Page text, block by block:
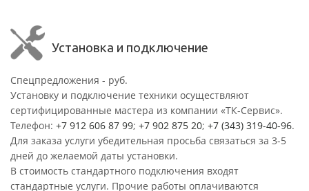
Установка и подключение
Спецпредложения - руб.
Установку и подключение техники осуществляют
сертифицированные мастера из компании «ТК-Сервис».
Телефон: +7 912 606 87 99; +7 902 875 20; +7 (343) 319-40-96.
Для заказа услуги убедительная просьба связаться за 3-5
дней до желаемой даты установки.
В стоимость стандартного подключения входят
стандартные услуги. Прочие работы оплачиваются